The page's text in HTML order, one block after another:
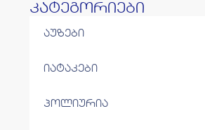
კატეგორიები
აუზები
იატაკები
პოლიურია